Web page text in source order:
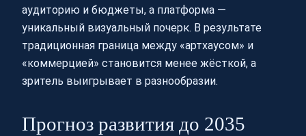
аудиторию и бюджеты, а платформа —
уникальный визуальный почерк. В результате
традиционная граница между «артхаусом» и
«коммерцией» становится менее жёсткой, а
зритель выигрывает в разнообразии.
Прогноз развития до 2035